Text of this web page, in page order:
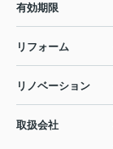
有効期限
リフォーム
リノベーション
取扱会社